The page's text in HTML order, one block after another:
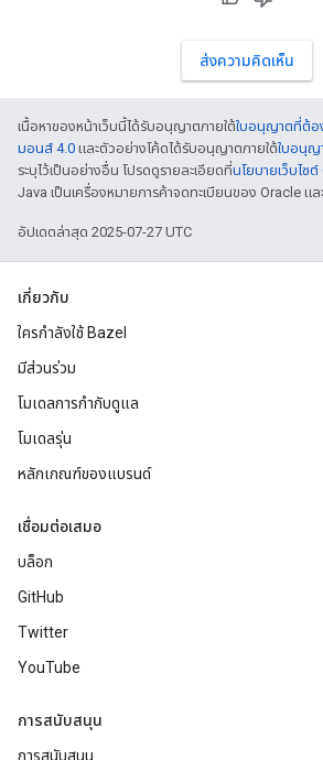
ส่งความคิดเห็น
เนื้อหาของหน้าเว็บนี้ได้รับอนุญาตภายใต้ใบอนุญาตที่ต้อ
มอนส์ 4.0 และตัวอย่างโค้ดได้รับอนุญาตภายใต้ใบอนุญ
ระบุไว้เป็นอย่างอื่น โปรดดูรายละเอียดที่นโยบายเว็บไซ
Java เป็นเครื่องหมายการค้าจดทะเบียนของ Oracle แ
อัปเดตล่าสุด 2025-07-27 UTC
เกี่ยวกับ
ใครกำลังใช้ Bazel
มีส่วนร่วม
โมเดลการกำกับดูแล
โมเดลรุ่น
หลักเกณฑ์ของแบรนด์
เชื่อมต่อเสมอ
บล็อก
GitHub
Twitter
YouTube
การสนับสนุน
การสนับสนุน